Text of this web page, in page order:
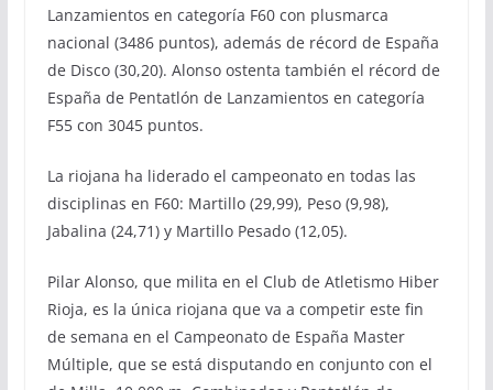
Lanzamientos en categoría F60 con plusmarca
nacional (3486 puntos), además de récord de España
de Disco (30,20). Alonso ostenta también el récord de
España de Pentatlón de Lanzamientos en categoría
F55 con 3045 puntos.
La riojana ha liderado el campeonato en todas las
disciplinas en F60: Martillo (29,99), Peso (9,98),
Jabalina (24,71) y Martillo Pesado (12,05).
Pilar Alonso, que milita en el Club de Atletismo Hiber
Rioja, es la única riojana que va a competir este fin
de semana en el Campeonato de España Master
Múltiple, que se está disputando en conjunto con el